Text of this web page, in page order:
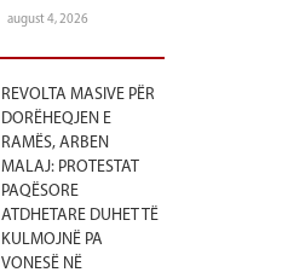
august 4, 2026
REVOLTA MASIVE PËR
DORËHEQJEN E
RAMËS, ARBEN
MALAJ: PROTESTAT
PAQËSORE
ATDHETARE DUHET TË
KULMOJNË PA
VONESË NË